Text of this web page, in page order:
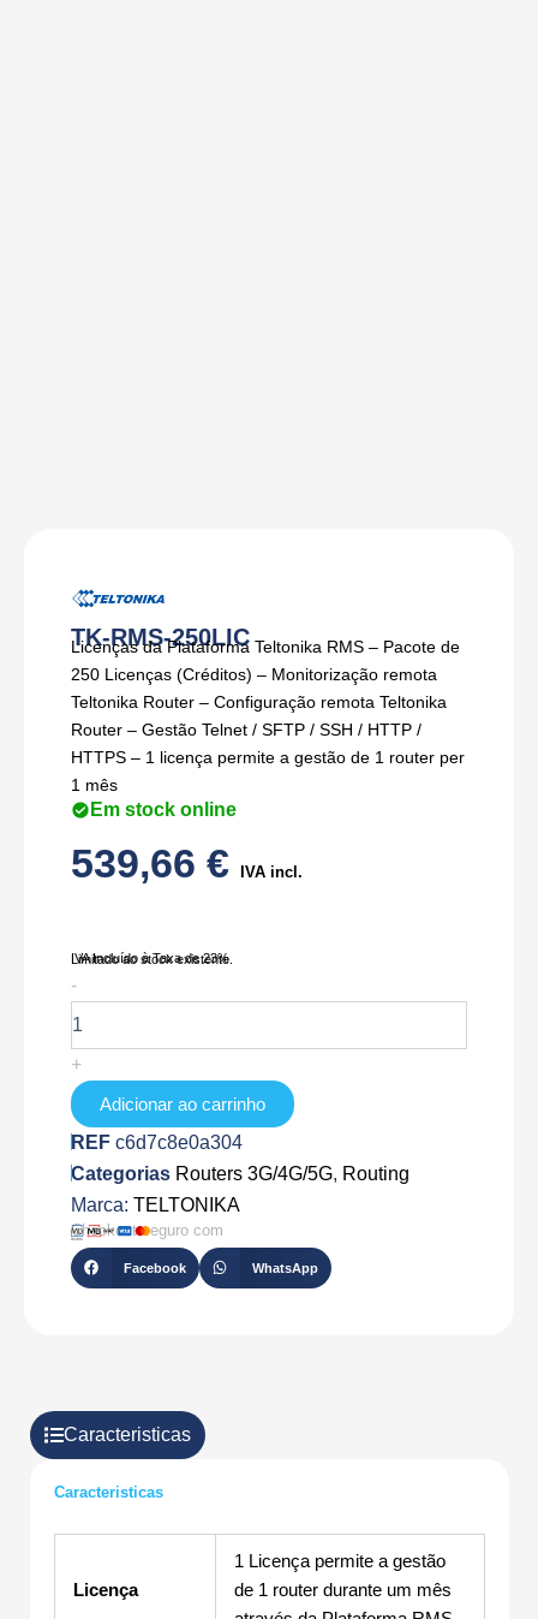
TK-RMS-250LIC
Licenças da Plataforma Teltonika RMS – Pacote de
250 Licenças (Créditos) – Monitorização remota
Teltonika Router – Configuração remota Teltonika
Router – Gestão Telnet / SFTP / SSH / HTTP /
HTTPS – 1 licença permite a gestão de 1 router per
1 mês
Em stock online
539,66 € IVA incl.
IVA Incluído à Taxa de 23%
Limitado ao stock existente.
-
de
TK-
RMS-
250LIC
+
Adicionar ao carrinho
REF c6d7c8e0a304
Categorias Routers 3G/4G/5G, Routing
Marca: TELTONIKA
Checkout seguro com
Facebook WhatsApp
Caracteristicas
Caracteristicas
Licença
1 Licença permite a gestão
de 1 router durante um mês